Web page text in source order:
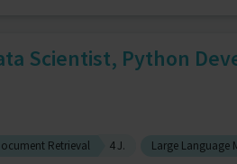
Scientist, Python
Retrieval 4 J. Large Language